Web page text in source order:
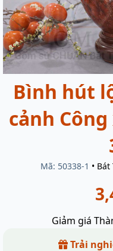
Bình hút
cảnh
Mã: 50338-1 • Bát
Giảm giá
Trải